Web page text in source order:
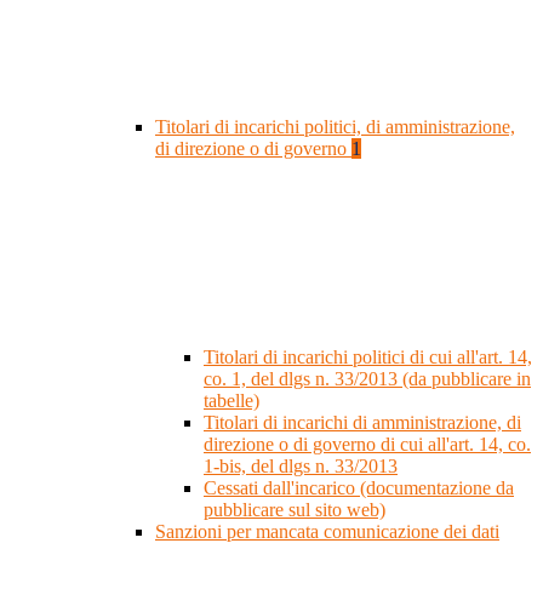
Titolari di incarichi politici, di amministrazione,
di direzione o di governo 1
Titolari di incarichi politici di cui all'art. 14,
co. 1, del dlgs n. 33/2013 (da pubblicare in
tabelle)
Titolari di incarichi di amministrazione, di
direzione o di governo di cui all'art. 14, co.
1-bis, del dlgs n. 33/2013
Cessati dall'incarico (documentazione da
pubblicare sul sito web)
Sanzioni per mancata comunicazione dei dati